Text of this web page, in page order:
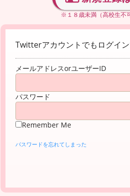
※１８歳未満（高校生不
Twitterアカウントでもログイ
メールアドレスorユーザーID
パスワード
Remember Me
パスワードを忘れてしまった